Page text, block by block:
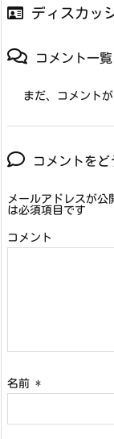
ディスカッ
コメント一覧
まだ、コメント
コメントをど
メールアドレスが公
は必須項目です
コメント
名前 *